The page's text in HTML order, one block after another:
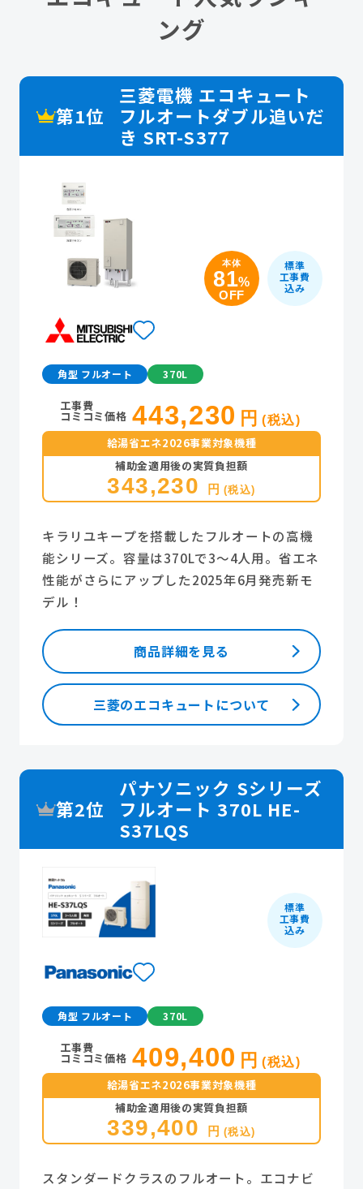
ング
第1位
三菱電機 エコキュート
フルオートダブル追いだ
き SRT-S377
角型 フルオート 370L
本体
81%
OFF
標準
工事費
込み
キラリユキープを搭載したフルオートの高機
能シリーズ。容量は370Lで3～4人用。省エネ
性能がさらにアップした2025年6月発売新モ
デル！
給湯省エネ2026事業対象機種
補助金適用後の実質負担額
343,230 円 (税込)
工事費
コミコミ価格 443,230 円 (税込)
商品詳細を見る
三菱のエコキュートについて
第2位
パナソニック Sシリーズ
フルオート 370L HE-
S37LQS
角型 フルオート 370L
標準
工事費
込み
スタンダードクラスのフルオート。エコナビ
給湯省エネ2026事業対象機種
補助金適用後の実質負担額
339,400 円 (税込)
工事費
コミコミ価格 409,400 円 (税込)